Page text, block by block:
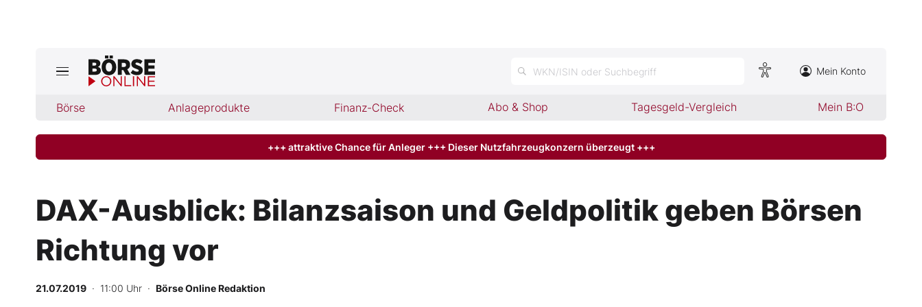
WKN/ISIN oder Suchbegriff Mein Konto
Börse Anlageprodukte Finanz-Check Abo & Shop Tagesgeld-Vergleich Mein B:O
Jetzt aktuelle Ausgabe BÖRSE ONLINE lesen
Finanz-Check
Abo & Shop
BO-Musterdepots
+++ attraktive Chance für Anleger +++ Dieser Nutzfahrzeugkonzern überzeugt +++
DAX-Ausblick: Bilanzsaison und Geldpolitik geben Börsen
Richtung vor
21.07.2019 · 11:00 Uhr · Börse Online Redaktion